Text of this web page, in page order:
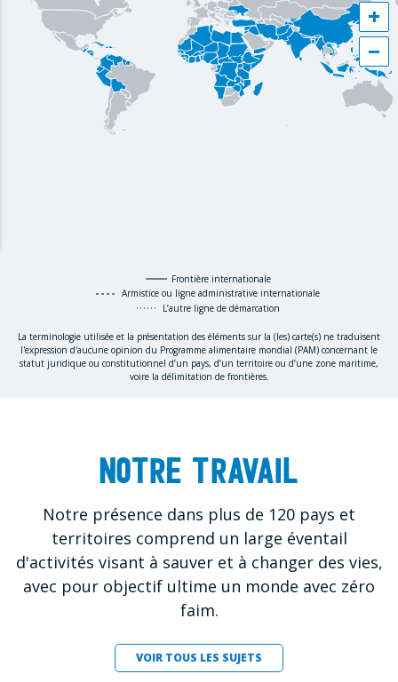
+
−
Frontière internationale
Armistice ou ligne administrative internationale
L’autre ligne de démarcation
La terminologie utilisée et la présentation des éléments sur la (les) carte(s) ne traduisent
l'expression d'aucune opinion du Programme alimentaire mondial (PAM) concernant le
statut juridique ou constitutionnel d’un pays, d’un territoire ou d’une zone maritime,
voire la délimitation de frontières.
Notre travail
Notre présence dans plus de 120 pays et
territoires comprend un large éventail
d'activités visant à sauver et à changer des vies,
avec pour objectif ultime un monde avec zéro
faim.
VOIR TOUS LES SUJETS